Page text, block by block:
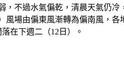
，不過水氣偏乾，清晨天氣仍
風場由偏東風漸轉為偏南風，各
在下週二（12日）。